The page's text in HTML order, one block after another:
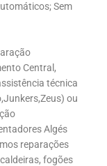
Sem
Central,
técnica
ou
Algés
reparações
fogões